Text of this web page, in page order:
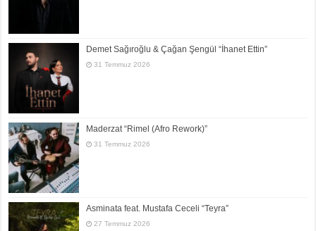
Demet Sağıroğlu & Çağan Şengül “İhanet Ettin”
31 Temmuz 2026
Maderzat “Rimel (Afro Rework)”
31 Temmuz 2026
Asminata feat. Mustafa Ceceli “Teyra”
27 Temmuz 2026